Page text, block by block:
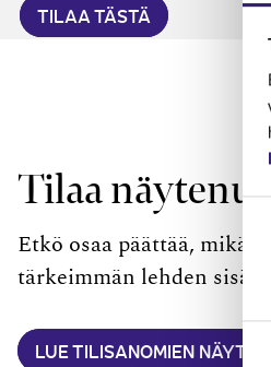
TILAA TÄSTÄ
Tilaa
Etkö osaa päättää, mikä
tärkeimmän lehden
LUE TILISANOMIEN